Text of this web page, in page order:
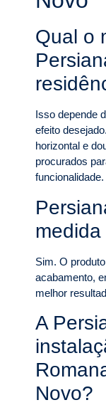
Qual o
Isso depende
efeito
horizontal e
procurados
funcionalidade.
Sim. O
acabamento,
melhor
A
Novo?